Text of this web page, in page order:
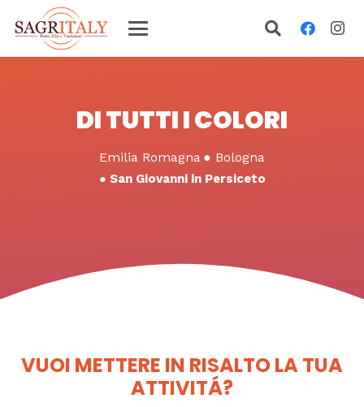
DI TUTTI I COLORI
Emilia Romagna ● Bologna
● San Giovanni in Persiceto
VUOI METTERE IN RISALTO LA TUA
ATTIVITÁ?